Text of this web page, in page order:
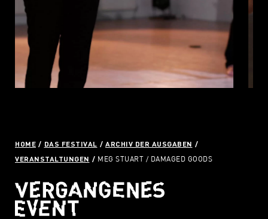
HOME DAS FESTIVAL
ARCHIV DER AUSGABEN
VERANSTALTUNGEN
MEG STUART / DAMAGED GOODS